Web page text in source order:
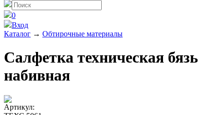
0
Вход
Каталог → Обтирочные материалы
Салфетка техническая бязь
набивная
Артикул: